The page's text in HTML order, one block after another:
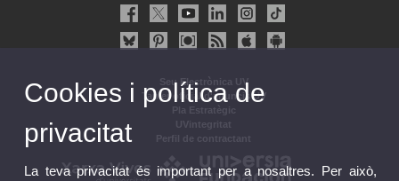
Seu Electrònica UV
Tauler oficial d'anuncis UV
Pla Estratègic
UVintegritat
Perfil de contractant
Cookies i política de
privacitat
La teva privacitat és important per a nosaltres. Per això,